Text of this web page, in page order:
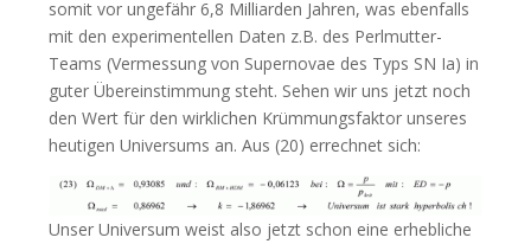
somit vor ungefähr 6,8 Milliarden Jahren, was ebenfalls
mit den experimentellen Daten z.B. des Perlmutter-
Teams (Vermessung von Supernovae des Typs SN Ia) in
guter Übereinstimmung steht. Sehen wir uns jetzt noch
den Wert für den wirklichen Krümmungsfaktor unseres
heutigen Universums an. Aus (20) errechnet sich:
Unser Universum weist also jetzt schon eine erhebliche